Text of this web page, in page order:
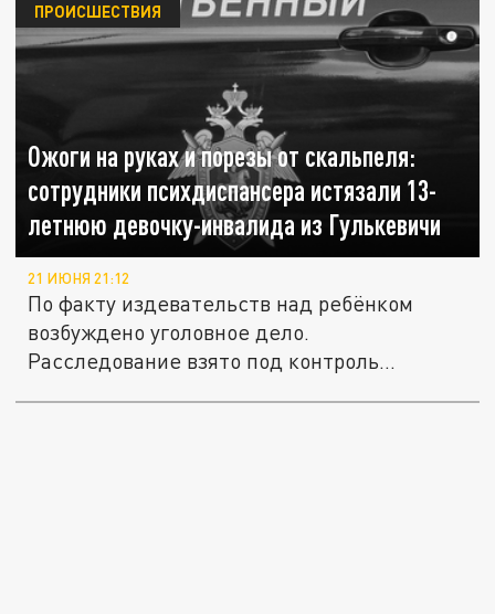
Ожоги на руках и порезы от скальпеля:
сотрудники психдиспансера истязали 13-
летнюю девочку-инвалида из Гулькевичи
ПРОИСШЕСТВИЯ
21 ИЮНЯ 21:12
По факту издевательств над ребёнком
возбуждено уголовное дело.
Расследование взято под контроль